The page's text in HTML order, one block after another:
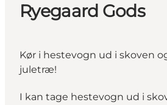
Ryegaard Gods
Kør i hestevogn ud i skoven
juletræ!
I kan tage hestevogn ud i